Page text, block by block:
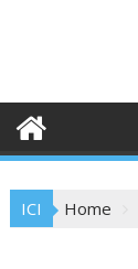
ICI Home